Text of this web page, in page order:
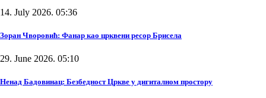
14. July 2026. 05:36
Зоран Чворовић: Фанар као црквени ресор Брисела
29. June 2026. 05:10
Ненад Бадовинац: Безбедност Цркве у дигиталном простору